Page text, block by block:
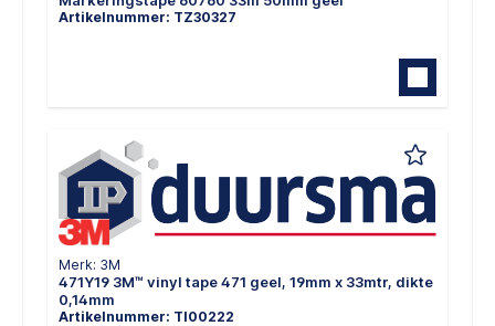
Artikelnummer: TZ30327
Merk: 3M
471Y19 3M™ vinyl tape 471 geel, 19mm x 33mtr, dikte
0,14mm
Artikelnummer: TI00222